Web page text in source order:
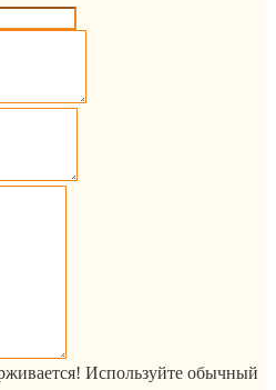
Используйте обычный